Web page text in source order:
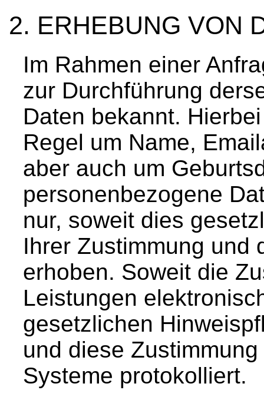
ERHEBUNG VON
Im Rahmen einer
zur Durchführung
Daten bekannt.
Regel um Name,
aber auch um
personenbezogene
nur, soweit dies
Ihrer Zustimmung und
erhoben. Soweit die
Leistungen
gesetzlichen
und diese
Systeme protokolliert.